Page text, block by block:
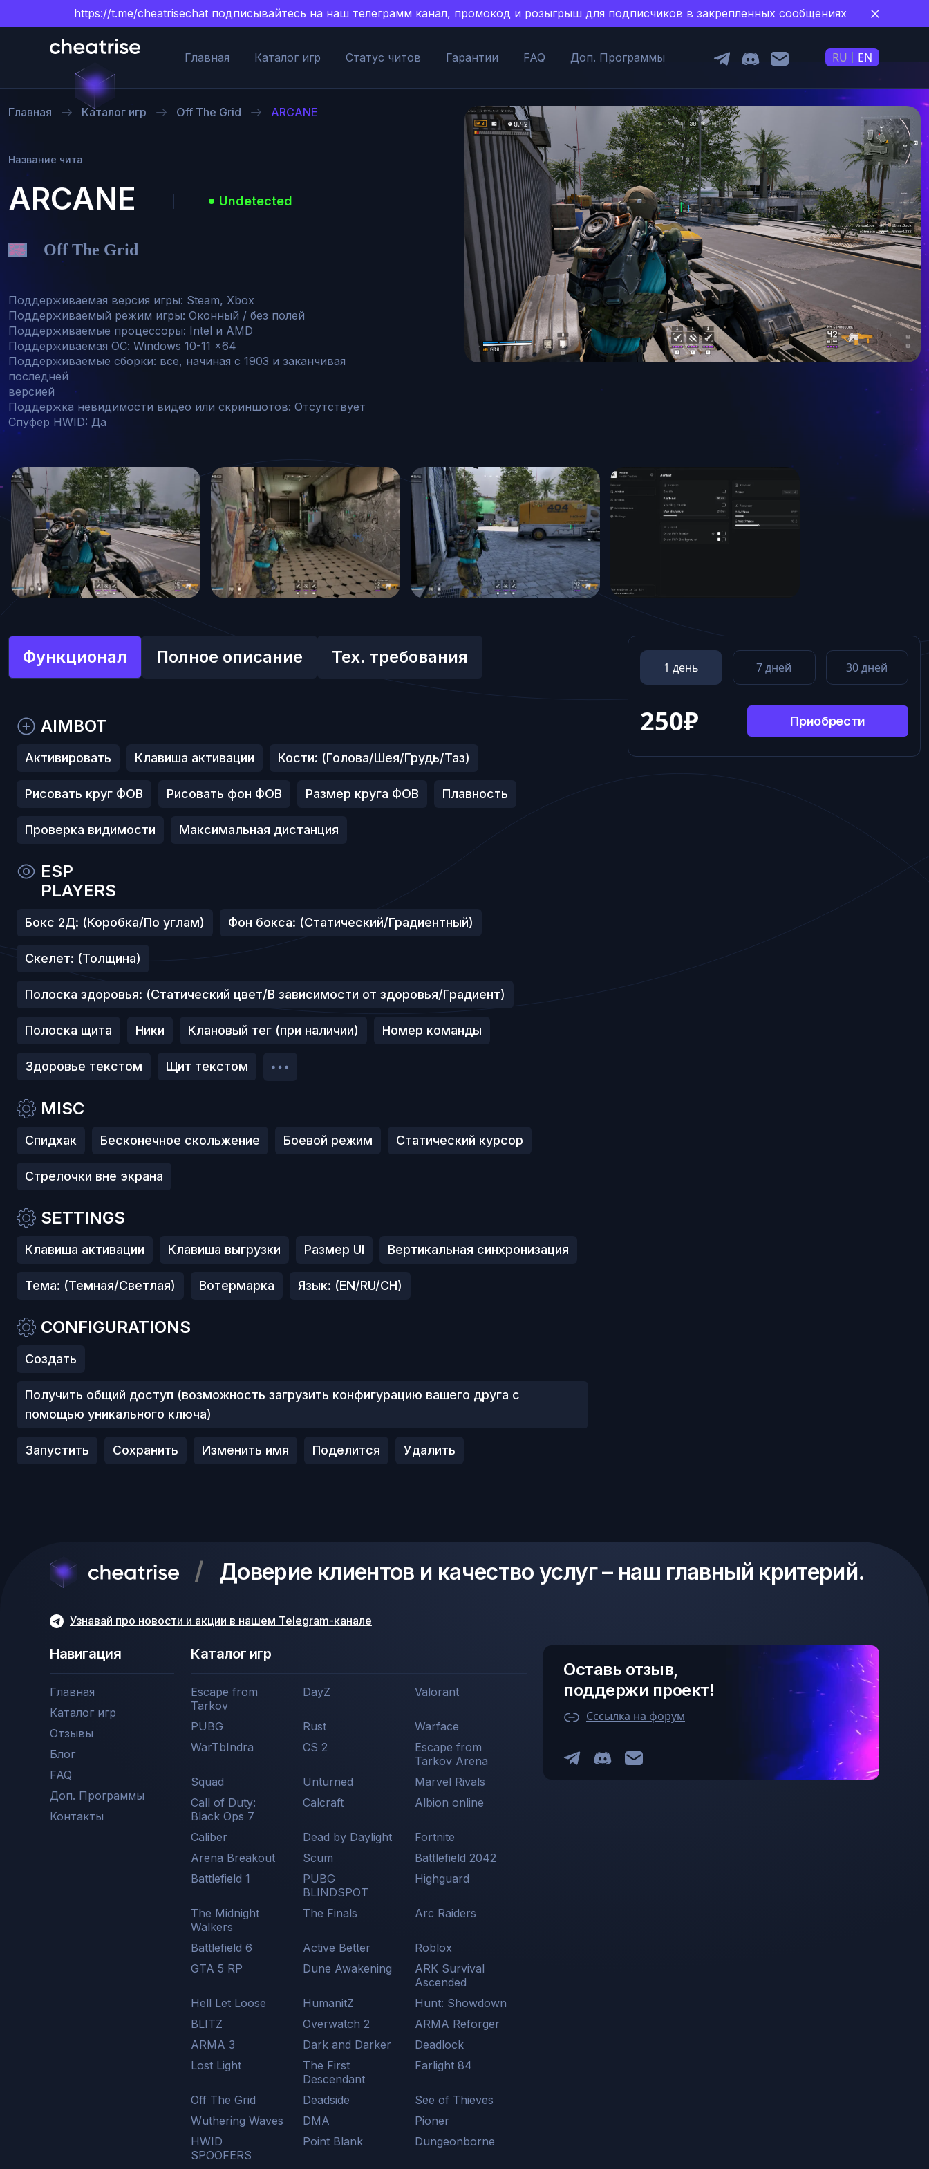
https://t.me/cheatrisechat подписывайтесь на наш телеграмм канал, промокод и розыгрыш для подписчиков в закрепленных сообщениях
Главная Каталог игр Статус читов Гарантии FAQ Доп. Программы RU EN
Главная Каталог игр Off The Grid ARCANE
Название чита
ARCANE Undetected
Off The Grid
Поддерживаемая версия игры: Steam, Xbox
Поддерживаемый режим игры: Оконный / без полей
Поддерживаемые процессоры: Intel и AMD
Поддерживаемая ОС: Windows 10-11 x64
Поддерживаемые сборки: все, начиная с 1903 и заканчивая
последней
версией
Поддержка невидимости видео или скриншотов: Отсутствует
Спуфер HWID: Да
Функционал Полное описание Тех. требования
AIMBOT
Активировать Клавиша активации Кости: (Голова/Шея/Грудь/Таз)
Рисовать круг ФОВ Рисовать фон ФОВ Размер круга ФОВ Плавность
Проверка видимости Максимальная дистанция
ESP
PLAYERS
Бокс 2Д: (Коробка/По углам) Фон бокса: (Статический/Градиентный)
Скелет: (Толщина)
Полоска здоровья: (Статический цвет/В зависимости от здоровья/Градиент)
Полоска щита Ники Клановый тег (при наличии) Номер команды
Здоровье текстом Щит текстом
MISC
Спидхак Бесконечное скольжение Боевой режим Статический курсор
Стрелочки вне экрана
SETTINGS
Клавиша активации Клавиша выгрузки Размер UI Вертикальная синхронизация
Тема: (Темная/Светлая) Вотермарка Язык: (EN/RU/CH)
CONFIGURATIONS
Создать
Получить общий доступ (возможность загрузить конфигурацию вашего друга с
помощью уникального ключа)
Запустить Сохранить Изменить имя Поделится Удалить
1 день 7 дней 30 дней
250₽ Приобрести
/ Доверие клиентов и качество услуг – наш главный критерий.
Узнавай про новости и акции в нашем Telegram-канале
Навигация
Главная
Каталог игр
Отзывы
Блог
FAQ
Доп. Программы
Контакты
Каталог игр
Escape from
Tarkov
DayZ Valorant
PUBG Rust
Warface
WarTbIndra
CS 2
Escape from
Tarkov Arena
Squad
Unturned
Marvel Rivals
Call of Duty:
Black Ops 7
Сalcraft Albion online
Caliber Dead by Daylight
Fortnite
Arena Breakout
Scum
Battlefield 2042
Battlefield 1
PUBG
BLINDSPOT
Highguard
The Midnight
Walkers
The Finals Arc Raiders
Battlefield 6 Active Better
Roblox
GTA 5 RP
Dune Awakening
ARK Survival
Ascended
Hell Let Loose
HumanitZ
Hunt: Showdown
BLITZ
Overwatch 2
ARMA Reforger
ARMA 3
Dark and Darker
Deadlock
Lost Light
The First
Descendant
Farlight 84
Off The Grid Deadside
See of Thieves
Wuthering Waves
DMA
Pioner
HWID
SPOOFERS
Point Blank Dungeonborne
Оставь отзыв,
поддержи проект!
Сссылка на форум